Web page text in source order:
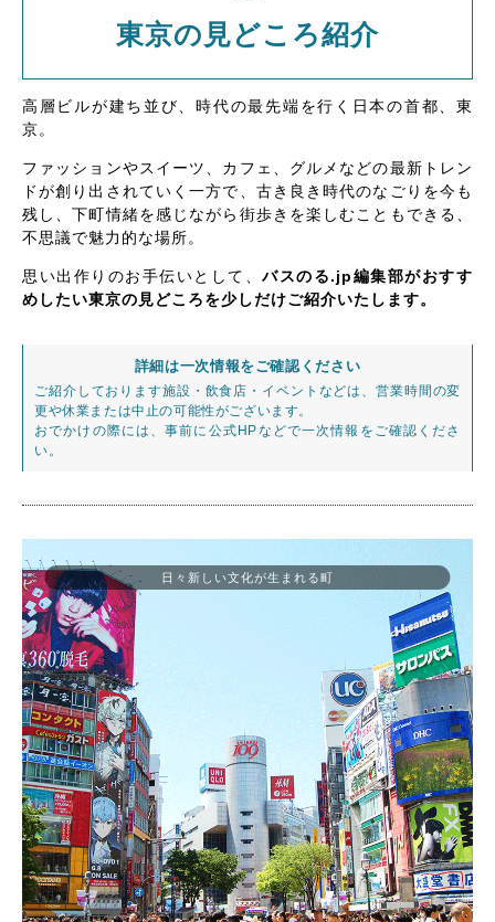
東京の見どころ紹介
高層ビルが建ち並び、時代の最先端を行く日本の首都、東
京。
ファッションやスイーツ、カフェ、グルメなどの最新トレン
ドが創り出されていく一方で、古き良き時代のなごりを今も
残し、下町情緒を感じながら街歩きを楽しむこともできる、
不思議で魅力的な場所。
思い出作りのお手伝いとして、バスのる.jp編集部がおすす
めしたい東京の見どころを少しだけご紹介いたします。
詳細は一次情報をご確認ください
ご紹介しております施設・飲食店・イベントなどは、営業時間の変
更や休業または中止の可能性がございます。
おでかけの際には、事前に公式HPなどで一次情報をご確認くださ
い。
日々新しい文化が生まれる町